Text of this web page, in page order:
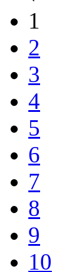
1
2
3
4
5
6
7
8
9
10